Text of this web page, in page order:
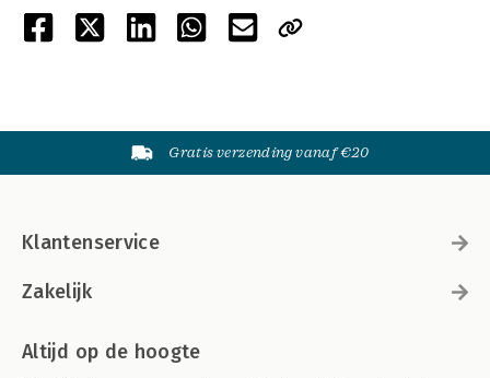
Gratis verzending vanaf €20
Klantenservice
Zakelijk
Altijd op de hoogte